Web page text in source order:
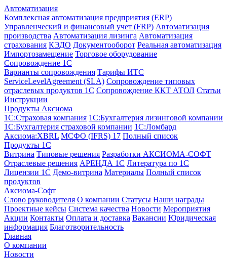
Автоматизация
Комплексная автоматизация предприятия (ERP)
Управленческий и финансовый учет (FRP) Автоматизация
производства Автоматизация лизинга Автоматизация
страхования КЭДО Документооборот Реальная автоматизация
Импортозамещение Торговое оборудование
Сопровождение 1С
Варианты сопровождения Тарифы ИТС
ServiceLevelAgreement (SLA) Сопровождение типовых
отраслевых продуктов 1С Сопровождение ККТ АТОЛ Статьи
Инструкции
Продукты Аксиома
1С:Страховая компания 1С:Бухгалтерия лизинговой компании
1С:Бухгалтерия страховой компании 1С:Ломбард
Аксиома:XBRL МСФО (IFRS) 17 Полный список
Продукты 1С
Витрина Типовые решения Разработки АКСИОМА-СОФТ
Отраслевые решения АРЕНДА 1С Литература по 1С
Лицензии 1C Демо-витрина Материалы Полный список
продуктов
Аксиома-Софт
Слово руководителя О компании Статусы Наши награды
Проектные кейсы Система качества Новости Мероприятия
Акции Контакты Оплата и доставка Вакансии Юридическая
информация Благотворительность
Главная
О компании
Новости